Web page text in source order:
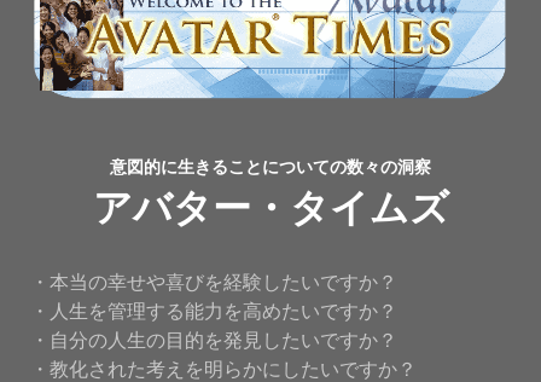
意図的に生きることについての数々の洞察
アバター・タイムズ
・本当の幸せや喜びを経験したいですか？
・人生を管理する能力を高めたいですか？
・自分の人生の目的を発見したいですか？
・教化された考えを明らかにしたいですか？